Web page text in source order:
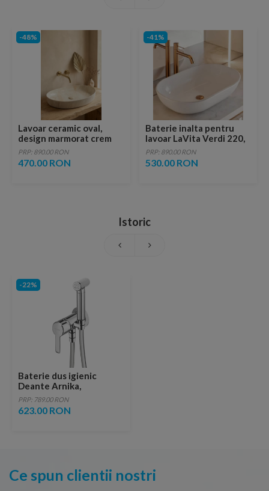
-48%
Lavoar ceramic oval,
design marmorat crem
lucios cu vene aurii,
ventil inclus
PRP: 890.00 RON
470.00 RON
-41%
Baterie inalta pentru
lavoar LaVita Verdi 220,
fara ventil, brushed
copper
PRP: 890.00 RON
530.00 RON
Istoric
-22%
Baterie dus igienic
Deante Arnika,
monocomanda cu montaj
pe perete
PRP: 789.00 RON
623.00 RON
Ce spun clientii nostri